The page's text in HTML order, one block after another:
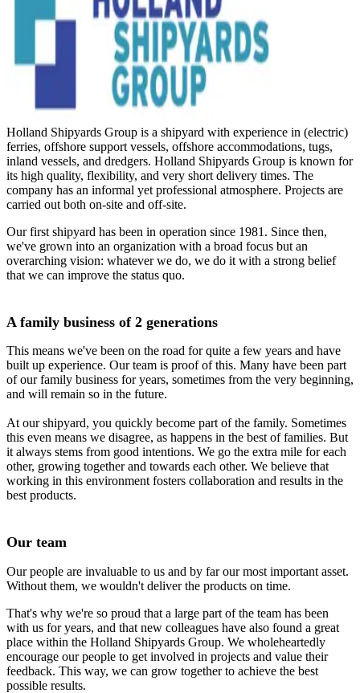
Holland Shipyards Group is a shipyard with experience in (electric)
ferries, offshore support vessels, offshore accommodations, tugs,
inland vessels, and dredgers. Holland Shipyards Group is known for
its high quality, flexibility, and very short delivery times. The
company has an informal yet professional atmosphere. Projects are
carried out both on-site and off-site.
Our first shipyard has been in operation since 1981. Since then,
we've grown into an organization with a broad focus but an
overarching vision: whatever we do, we do it with a strong belief
that we can improve the status quo.
A family business of 2 generations
This means we've been on the road for quite a few years and have
built up experience. Our team is proof of this. Many have been part
of our family business for years, sometimes from the very beginning,
and will remain so in the future.
At our shipyard, you quickly become part of the family. Sometimes
this even means we disagree, as happens in the best of families. But
it always stems from good intentions. We go the extra mile for each
other, growing together and towards each other. We believe that
working in this environment fosters collaboration and results in the
best products.
Our team
Our people are invaluable to us and by far our most important asset.
Without them, we wouldn't deliver the products on time.
That's why we're so proud that a large part of the team has been
with us for years, and that new colleagues have also found a great
place within the Holland Shipyards Group. We wholeheartedly
encourage our people to get involved in projects and value their
feedback. This way, we can grow together to achieve the best
possible results.